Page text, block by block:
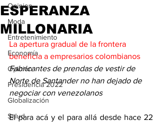
Opinion
Moda
Entretenimiento
Economía
Opinión
Presidencia 2022
Globalización
Salud
ESPERANZA
MILLONARIA
La apertura gradual de la frontera
beneficia a empresarios colombianos
Fabricantes de prendas de vestir de
Norte de Santander no han dejado de
negociar con venezolanos
El para acá y el para allá desde hace 22